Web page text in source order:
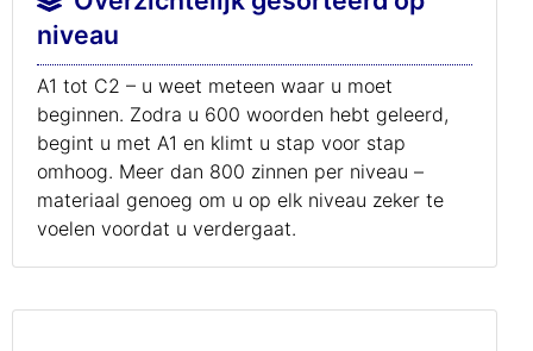
niveau
A1 tot C2 – u weet meteen waar u moet
beginnen. Zodra u 600 woorden hebt geleerd,
begint u met A1 en klimt u stap voor stap
omhoog. Meer dan 800 zinnen per niveau –
materiaal genoeg om u op elk niveau zeker te
voelen voordat u verdergaat.